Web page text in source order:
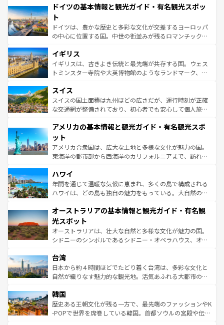
せる。地方によって風土や気候が異なるスペインはその個
ンテンツ一覧 を参照してほしい。
で、幅広い魅力が詰まっている。華麗な宮殿、歴史的な大
聖堂、美しいビーチ、そして豊かな自然が、訪れる者を心
から魅了する。また、フランスは美食の国としても知ら
れ、フランス料理はユネスコ無形文化遺産にも登録されて
香り高いラベンダー畑など、多彩な楽しみ方が可能だ。さ
らに、パリ以外の地域にも魅力が溢れており、どの街角に
も豊かな歴史と文化が息づいている。パリ以外の個性あふ
を参照してほしい。
ドイツの基本情報と観光ガイド・有名観光スポッ
ト
ドイツは、豊かな歴史と多彩な文化が交差するヨーロッパ
の中心に位置する国。中世の街並みが残るロマンチック街
顔を持つこの国は、どこを歩いても飽きることがない。ベ
ルリンの文化的活気、バイエルン州のアルプスの絶景、そ
してライン川沿いのワイン畑といった風景は必見。ビール
は、お酒好きな人にはぜひ体験してほしい。 なお、新着の
ドイツ情報はコンテンツ一覧を参照してほしい。
イギリス
イギリスは、古きよき伝統と最先端が共存する国。ウェス
トミンスター寺院や大英博物館のようなランドマーク、歴
リアごとに異なる魅力がある。また、優雅なアフタヌーン
ティー、ビール好きにはたまらない英国パブ、サッカー観
戦など、本場だからこそできる体験も豊富。イギリスを旅
ンツ一覧を参照してほしい。
スイス
スイスの国土面積は九州ほどの広さだが、運行時刻が正確
な交通網が整備されており、初心者でも安心して個人旅行
の建物がそのまま残る町や、スイスならではのユニークな
博物館もあり、アルプス観光だけでなく町歩きも満喫する
ことができる。国民の所得が高いため物価も高いが、旅行
者向けの交通パス提供のサービスもあり、うまく活用すれ
着のスイス情報は
アメリカの基本情報と観光ガイド・有名観光スポ
ット
アメリカ合衆国は、広大な土地と多様な文化が魅力の国。
東海岸の都市部から西海岸のカリフォルニアまで、訪れる
のような巨大都市は、観光、ショッピング、エンターテイ
ンメントが詰まった刺激的なスポットだ。一方、アメリカ
西部には大自然が広がり、グランドキャニオンやイエロー
部のニューオーリンズでは、音楽と美食が融合した独特の
文化が魅力。旅行者はアメリカの各地域で異なる魅力を楽
しみながら、その多様性と豊かな歴史を感じることができ
るだろう。車でのロードトリップや列車の旅も、アメリカ
情報は
ハワイ
年間を通じて温暖な気候に恵まれ、多くの島で構成される
ハワイは、どの島も独自の魅力をもっている。大自然の神
ワイ島は見逃せない。また、定番の観光地といえばオアフ
島だが、静かな自然を求めるならマウイ島やカウアイ島が
おすすめ。エメラルドグリーンに輝く海をはじめ、豊かな
文化や歴史が息づいている。「アロハスピリット」と呼ば
人々、おいしいローカルフードやハワイアンミュージッ
ク、伝統的なフラダンスなど、すべてがハワイの魅力を彩
っている。訪れるたびに新しい発見と感動が待っているハ
はコンテンツ一覧
オーストラリアの基本情報と観光ガイド・有名観
光スポット
オーストラリアは、壮大な自然と多様な文化が魅力の国。
シドニーのシンボルであるシドニー・オペラハウス、オー
リアリーフや大陸中央部にそびえるウルル（エアーズロッ
ク）、タスマニアの美しい原生林やケアンズの熱帯雨林な
ど、見どころがたくさん。また、カフェやワイン、オージ
いる。アクティビティも充実しており、サーフィンやダイ
ビング、ハイキングなど、アウトドア好きにはたまらな
い。オーストラリアの多彩な魅力を存分に味わいつくそ
台湾
日本から約４時間ほどでたどり着く台湾は、多彩な文化と
自然が織りなす魅力的な観光地。活気あふれる大都市の台
ン）、静ひつな山岳地帯である台湾東部など、都市の喧騒
と山間の静けさが共存しており、訪れる人に新しい発見と
驚きをもたらしてくれる。また、奥深い台湾の食文化も魅
韓国
歴史ある王朝文化が残る一方で、最先端のファッションやK
-POPで世界を席巻している韓国。首都ソウルの宮殿や伝統